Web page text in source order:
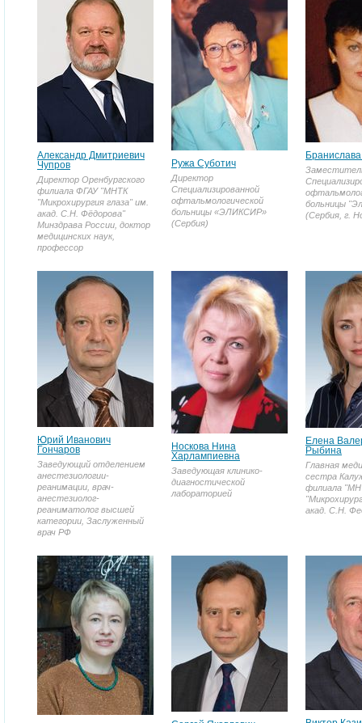
Александр Дмитриевич
Чупров
Директор Оренбургского
филиала ФГАУ "МНТК
"Микрохирургия глаза" им.
акад. С.Н. Фёдорова"
Минздрава России, доктор
медицинских наук,
профессор
Ружа Суботич
Директор
Специализированной
офтальмологической
больницы «ЭЛИКСИР»
(Сербия)
больницы
(Сербия, г.
Юрий Иванович
Гончаров
Заведующий отделением
анестезиологии-
реанимации, врач-
анестезиолог-
реаниматолог высшей
категории, Заслуженный
врач РФ
Носкова Нина
Харлампиевна
Заведующая клинико-
диагностической
лабораторией
Елена
Рыбина
Главная
сестра
филиала
акад. С.Н.